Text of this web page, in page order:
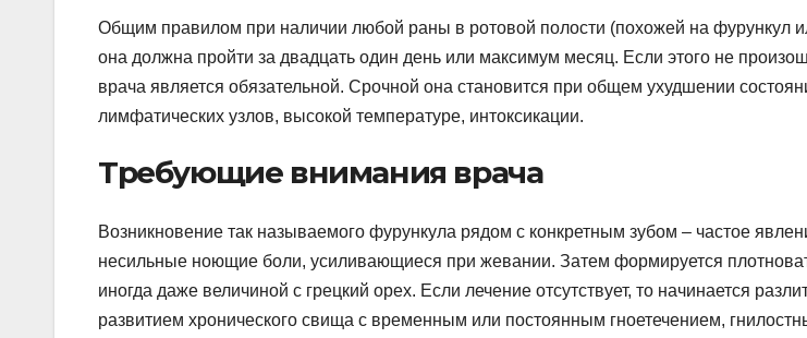
Общим правилом при наличии любой раны в ротовой полости (похожей на фурункул
она должна пройти за двадцать один день или максимум месяц. Если этого не
врача является обязательной. Срочной она становится при общем ухудшении
лимфатических узлов, высокой температуре, интоксикации.
Требующие внимания врача
Возникновение так называемого фурункула рядом с конкретным зубом – частое
несильные ноющие боли, усиливающиеся при жевании. Затем формируется
иногда даже величиной с грецкий орех. Если лечение отсутствует, то начинается
развитием хронического свища с временным или постоянным гноетечением,